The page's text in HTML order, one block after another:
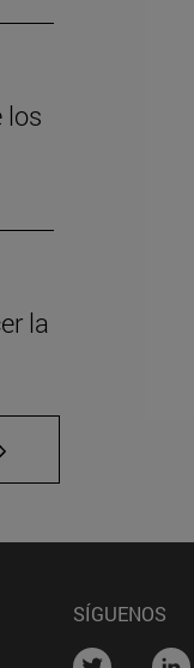
los
la
para desplazarse.
SÍGUENOS